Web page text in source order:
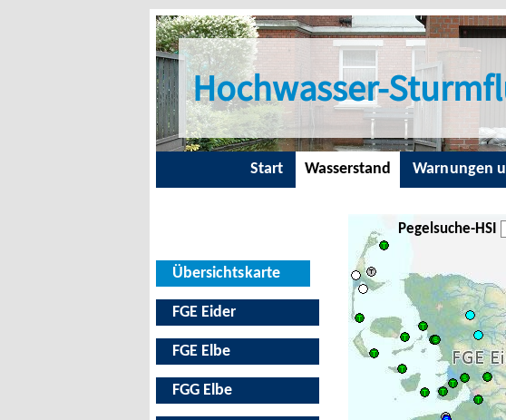
Hochwasser-
Start Wasserstand Warnungen
Übersichtskarte
FGE Eider
FGE Elbe
FGG Elbe
Pegelsuche-HSI